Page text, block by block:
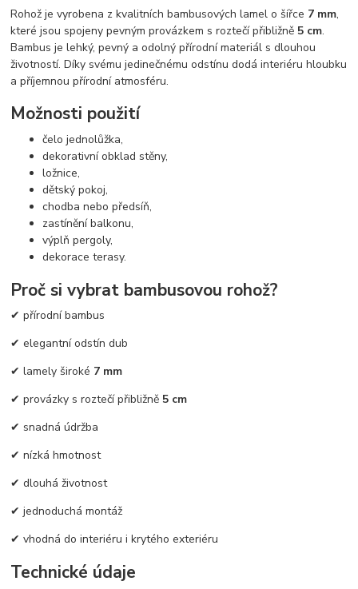
Rohož je vyrobena z kvalitních bambusových lamel o šířce 7 mm,
které jsou spojeny pevným provázkem s roztečí přibližně 5 cm.
Bambus je lehký, pevný a odolný přírodní materiál s dlouhou
životností. Díky svému jedinečnému odstínu dodá interiéru hloubku
a příjemnou přírodní atmosféru.
Možnosti použití
čelo jednolůžka,
dekorativní obklad stěny,
ložnice,
dětský pokoj,
chodba nebo předsíň,
zastínění balkonu,
výplň pergoly,
dekorace terasy.
Proč si vybrat bambusovou rohož?
✔ přírodní bambus
✔ elegantní odstín dub
✔ lamely široké 7 mm
✔ provázky s roztečí přibližně 5 cm
✔ snadná údržba
✔ nízká hmotnost
✔ dlouhá životnost
✔ jednoduchá montáž
✔ vhodná do interiéru i krytého exteriéru
Technické údaje